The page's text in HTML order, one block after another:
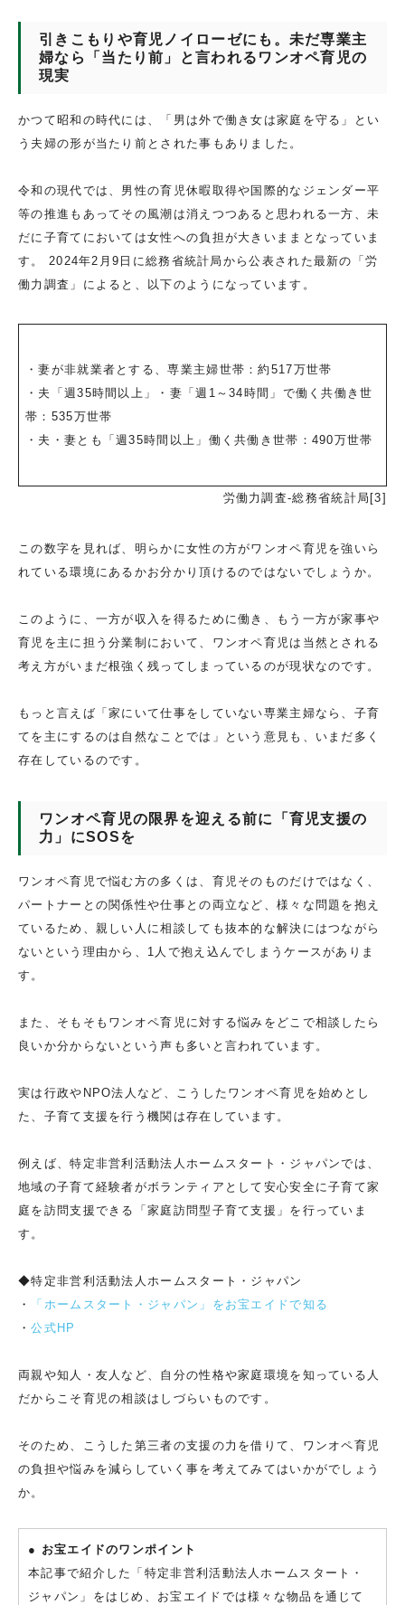
引きこもりや育児ノイローゼにも。未だ専業主
婦なら「当たり前」と言われるワンオペ育児の
現実
かつて昭和の時代には、「男は外で働き女は家庭を守る」とい
う夫婦の形が当たり前とされた事もありました。
令和の現代では、男性の育児休暇取得や国際的なジェンダー平
等の推進もあってその風潮は消えつつあると思われる一方、未
だに子育てにおいては女性への負担が大きいままとなっていま
す。 2024年2月9日に総務省統計局から公表された最新の「労
働力調査」によると、以下のようになっています。
・妻が非就業者とする、専業主婦世帯：約517万世帯
・夫「週35時間以上」・妻「週1～34時間」で働く共働き世
帯：535万世帯
・夫・妻とも「週35時間以上」働く共働き世帯：490万世帯
労働力調査-総務省統計局[3]
この数字を見れば、明らかに女性の方がワンオペ育児を強いら
れている環境にあるかお分かり頂けるのではないでしょうか。
このように、一方が収入を得るために働き、もう一方が家事や
育児を主に担う分業制において、ワンオペ育児は当然とされる
考え方がいまだ根強く残ってしまっているのが現状なのです。
もっと言えば「家にいて仕事をしていない専業主婦なら、子育
てを主にするのは自然なことでは」という意見も、いまだ多く
存在しているのです。
ワンオペ育児の限界を迎える前に「育児支援の
力」にSOSを
ワンオペ育児で悩む方の多くは、育児そのものだけではなく、
パートナーとの関係性や仕事との両立など、様々な問題を抱え
ているため、親しい人に相談しても抜本的な解決にはつながら
ないという理由から、1人で抱え込んでしまうケースがありま
す。
また、そもそもワンオペ育児に対する悩みをどこで相談したら
良いか分からないという声も多いと言われています。
実は行政やNPO法人など、こうしたワンオペ育児を始めとし
た、子育て支援を行う機関は存在しています。
例えば、特定非営利活動法人ホームスタート・ジャパンでは、
地域の子育て経験者がボランティアとして安心安全に子育て家
庭を訪問支援できる「家庭訪問型子育て支援」を行っていま
す。
◆特定非営利活動法人ホームスタート・ジャパン
・
「ホームスタート・ジャパン」をお宝エイドで知る
・公式HP
両親や知人・友人など、自分の性格や家庭環境を知っている人
だからこそ育児の相談はしづらいものです。
そのため、こうした第三者の支援の力を借りて、ワンオペ育児
の負担や悩みを減らしていく事を考えてみてはいかがでしょう
か。
● お宝エイドのワンポイント
本記事で紹介した「特定非営利活動法人ホームスタート・
ジャパン」をはじめ、お宝エイドでは様々な物品を通じて